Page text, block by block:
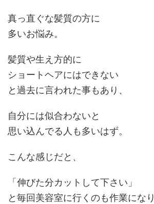
真っ直ぐな髪質の方に
多いお悩み。
髪質や生え方的に
ショートヘアにはできない
と過去に言われた事もあり、
自分には似合わないと
思い込んでる人も多いはず。
こんな感じだと、
「伸びた分カットして下さい」
と毎回美容室に行くのも作業になり